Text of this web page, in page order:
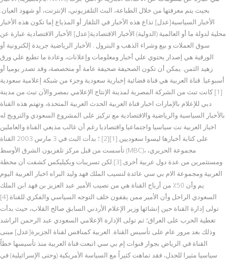
بحيث يتم معرفتها من خلال الطباعة، البث التلفزيوني، الإنترنت، أو شهود العيان.
الأخبار السياسية[عدل] تذاع هذه الأخبار في التلفاز أو المذياع إما تكون هذه الأخبار
محلية لدولة ما أو العالمية (الدولية) الأخبار الاقتصادية[عدل] الأخبار الاقتصادية عبارة عن
سوق العملات و بيع وشراء الذهب و البترول . الأخبار الرياضية جريدة إلكترونية أو
الورقية هي إصدار يحتوي علي أخبار ومعلومات وإعلانات، وعادة ما تطبع علي ورق
زهيد الثمن. يمكن أن تكون الصحيفة صحيفة عامة أو متخصصة، وقد تصدر يوميا أو
أسبوعيا. قناة العربية هي قناة فضائية إخبارية سعودية وجزء من شبكة إعلامية سعودية
[1] كانت تبث من الشركة المصرية لمدينة الإنتاج الإعلامي بمصر والآن تبث من مدينة
دبي للإعلام بالإمارات اخبار قناة العربية الحدث العربية المتحدة، وتهتم هذه القناة
بالأخبار السياسية والرياضية والاقتصادية مع تركيز على المشروع السعودي والترويج له
اخبار العربية نت سياسيا واجتماعيا واقتصاديا رغم أن غالب مذيعي القناة والعاملين
على كتابة أخبارها ليسوا سعوديين [1][2] ؛ بدأت البث في 3 مارس 2003 القناة
تأسست من قبل مركز تلفزيون الشرق الأوسط (MBC)، مجموعة الحريري،
ومستثمرين من عدة دول عربية أخرى.[3].لكن تسريبات ويكيليكس كشفت أن محطة
العربية ومجموعة الام بي سي عائدة لنسيب الملك فهد وليد البراه اخبار العربية اليوم
يم وأن 50٪ من أرباح القناة هي من نصيب الأمير عبد العزيز بن فهد ابن الملك
السعودي الراحل وأن الأمير ممن يقفون خلف التوجه السياسي والفكري للقناة.[4]
تولى إدارة القناة حين إنشائها وزير الإعلام الأردني السابق صالح القلاب، حيث بدأت
تغطية الحرب على العراق؛ ثم تولى الإدارة الإعلامي السعودي عبد الرحمن الراشد
وذلك بعد مرور عام على تأسيس القناة. العربية كمنافس لقناة الجزيرة[عدل] مبنى
القناة في الرياض بجوار قنوات إم بي سي اتبعت قناة العربية منذ تأسيسها خطاً
سياسيا مثيرا للجدل، فقد تماهت كثيراً مع السياسة الأمريكية (وحتى الإسرائيلية) في